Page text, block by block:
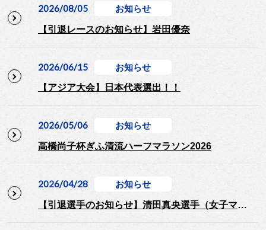
2026/08/05 お知らせ
【引退レースのお知らせ】岩田優奈
2026/06/15 お知らせ
【アジア大会】日本代表選出！！
2026/05/06 お知らせ
高橋尚子杯ぎふ清流ハーフマラソン2026
2026/04/28 お知らせ
【引退選手のお知らせ】清田真央選手（女子マラソン）